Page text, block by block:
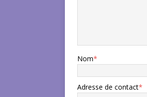
Nom*
Adresse de contact*